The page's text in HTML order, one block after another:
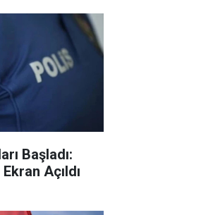
Başladı:
Açıldı